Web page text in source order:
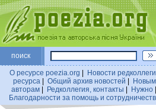
поиск
О ресурсе poezia.org
Новости
ресурса
Общий архив новостей
Новым
авторам| Редколлегия, контакты Нужно|
Благодарности за помощь и